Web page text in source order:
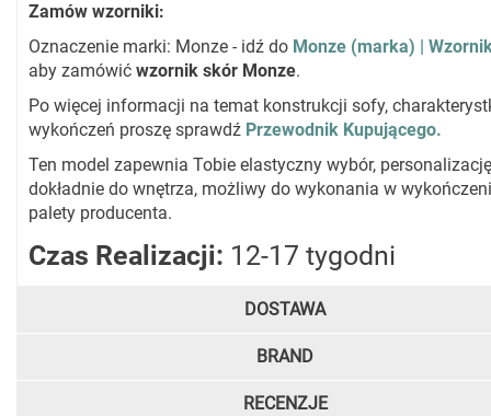
Zamów wzorniki:
Oznaczenie marki: Monze - idź do Monze (marka) |
aby zamówić wzornik skór Monze.
Po więcej informacji na temat konstrukcji sofy,
wykończeń proszę sprawdź Przewodnik Kupującego.
Ten model zapewnia Tobie elastyczny wybór, personalizację
dokładnie do wnętrza, możliwy do wykonania w
palety producenta.
Czas Realizacji: 12-17 tygodni
DOSTAWA
BRAND
RECENZJE